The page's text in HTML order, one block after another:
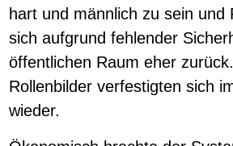
hart und männlich zu sein und
sich aufgrund fehlender
öffentlichen Raum eher
Rollenbilder verfestigten sich
wieder.